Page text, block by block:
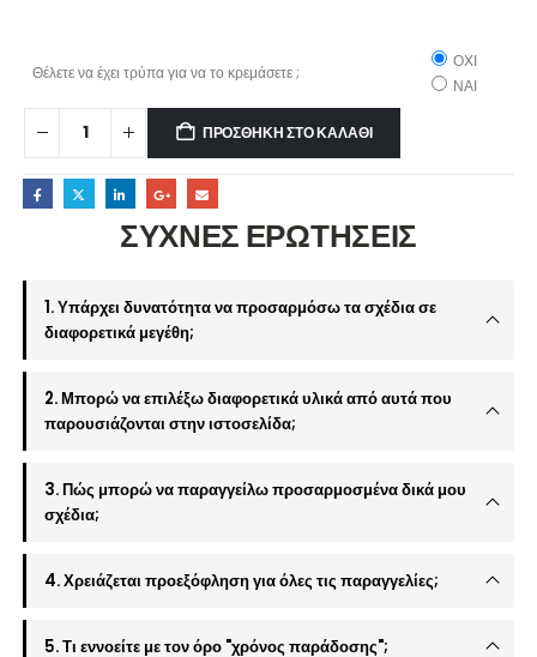
Θέλετε να έχει τρύπα για να το κρεμάσετε ;
ΟΧΙ
ΝΑΙ
ΠΡΟΣΘΉΚΗ ΣΤΟ ΚΑΛΆΘΙ
ΣΥΧΝΕΣ ΕΡΩΤΗΣΕΙΣ
1. Υπάρχει δυνατότητα να προσαρμόσω τα σχέδια σε
διαφορετικά μεγέθη;
2. Μπορώ να επιλέξω διαφορετικά υλικά από αυτά που
παρουσιάζονται στην ιστοσελίδα;
3. Πώς μπορώ να παραγγείλω προσαρμοσμένα δικά μου
σχέδια;
4. Χρειάζεται προεξόφληση για όλες τις παραγγελίες;
5. Τι εννοείτε με τον όρο "χρόνος παράδοσης";